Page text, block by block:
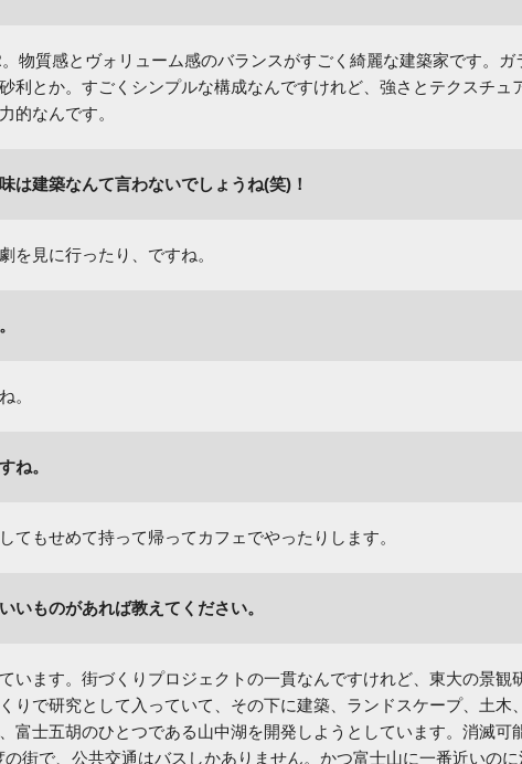
物質感とヴォリューム感のバランスがすごく綺麗な建築家です。ガ
利とか。すごくシンプルな構成なんですけれど、強さとテクスチュ
的なんです。
は建築なんて言わないでしょうね(笑)！
を見に行ったり、ですね。
。
ね。
てもせめて持って帰ってカフェでやったりします。
いものがあれば教えてください。
います。街づくりプロジェクトの一貫なんですけれど、東大の景観
りで研究として入っていて、その下に建築、ランドスケープ、土木
富士五胡のひとつである山中湖を開発しようとしています。消滅可
街で、公共交通はバスしかありません。かつ富士山に一番近いのに